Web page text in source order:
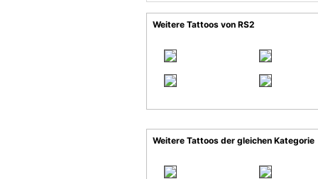
Weitere Tattoos von RS2
Weitere Tattoos der gleichen Kategorie